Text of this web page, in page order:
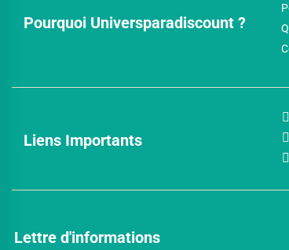
Pourquoi Universparadiscount ?
Liens Importants
Lettre d'informations